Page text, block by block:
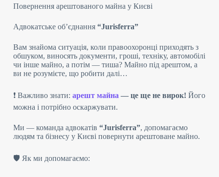
Повернення арештованого майна у Києві
Адвокатське об’єднання “Jurisferra”
Вам знайома ситуація, коли правоохоронці приходять з
обшуком, виносять документи, гроші, техніку, автомобілі
чи інше майно, а потім — тиша? Майно під арештом, а
ви не розумієте, що робити далі…
❗️ Важливо знати: арешт майна— це ще не вирок! Його
можна і потрібно оскаржувати.
Ми — команда адвокатів “Jurisferra”, допомагаємо
людям та бізнесу у Києві повернути арештоване майно.
🛡️ Як ми допомагаємо: